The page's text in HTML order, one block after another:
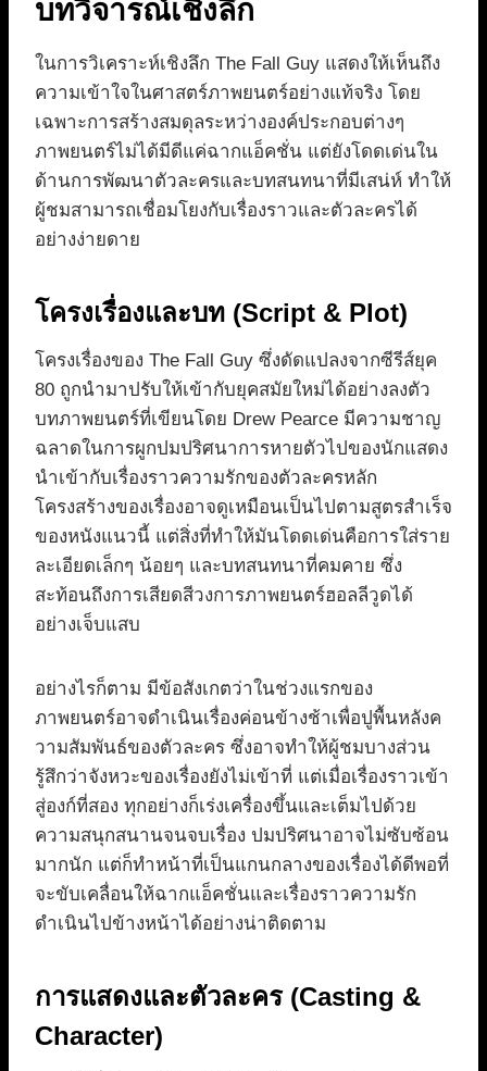
บทวิจารณ์เชิงลึก
ในการวิเคราะห์เชิงลึก The Fall Guy แสดงให้เห็นถึง
ความเข้าใจในศาสตร์ภาพยนตร์อย่างแท้จริง โดย
เฉพาะการสร้างสมดุลระหว่างองค์ประกอบต่างๆ
ภาพยนตร์ไม่ได้มีดีแค่ฉากแอ็คชั่น แต่ยังโดดเด่นใน
ด้านการพัฒนาตัวละครและบทสนทนาที่มีเสน่ห์ ทำให้
ผู้ชมสามารถเชื่อมโยงกับเรื่องราวและตัวละครได้
อย่างง่ายดาย
โครงเรื่องและบท (Script & Plot)
โครงเรื่องของ The Fall Guy ซึ่งดัดแปลงจากซีรีส์ยุค
80 ถูกนำมาปรับให้เข้ากับยุคสมัยใหม่ได้อย่างลงตัว
บทภาพยนตร์ที่เขียนโดย Drew Pearce มีความชาญ
ฉลาดในการผูกปมปริศนาการหายตัวไปของนักแสดง
นำเข้ากับเรื่องราวความรักของตัวละครหลัก
โครงสร้างของเรื่องอาจดูเหมือนเป็นไปตามสูตรสำเร็จ
ของหนังแนวนี้ แต่สิ่งที่ทำให้มันโดดเด่นคือการใส่ราย
ละเอียดเล็กๆ น้อยๆ และบทสนทนาที่คมคาย ซึ่ง
สะท้อนถึงการเสียดสีวงการภาพยนตร์ฮอลลีวูดได้
อย่างเจ็บแสบ
อย่างไรก็ตาม มีข้อสังเกตว่าในช่วงแรกของ
ภาพยนตร์อาจดำเนินเรื่องค่อนข้างช้าเพื่อปูพื้นหลังค
วามสัมพันธ์ของตัวละคร ซึ่งอาจทำให้ผู้ชมบางส่วน
รู้สึกว่าจังหวะของเรื่องยังไม่เข้าที่ แต่เมื่อเรื่องราวเข้า
สู่องก์ที่สอง ทุกอย่างก็เร่งเครื่องขึ้นและเต็มไปด้วย
ความสนุกสนานจนจบเรื่อง ปมปริศนาอาจไม่ซับซ้อน
มากนัก แต่ก็ทำหน้าที่เป็นแกนกลางของเรื่องได้ดีพอที่
จะขับเคลื่อนให้ฉากแอ็คชั่นและเรื่องราวความรัก
ดำเนินไปข้างหน้าได้อย่างน่าติดตาม
การแสดงและตัวละคร (Casting &
Character)